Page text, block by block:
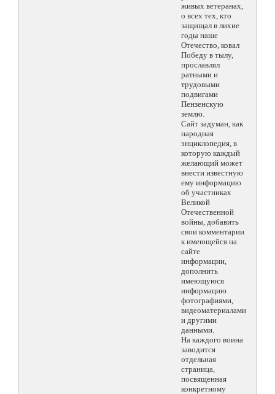
живых ветеранах,
о всех тех, кто
защищал в лихие
годы наше
Отечество, ковал
Победу в тылу,
прославлял
ратными и
трудовыми
подвигами
Пензенскую
землю.
Сайт задуман, как
народная
энциклопедия, в
которую каждый
желающий может
внести известную
ему информацию
об участниках
Великой
Отечественной
войны, добавить
свои комментарии
к имеющейся на
сайте
информации,
дополнить
имеющуюся
информацию
фотографиями,
видеоматериалами
и другими
данными.
На каждого воина
заводится
отдельная
страница,
посвященная
конкретному